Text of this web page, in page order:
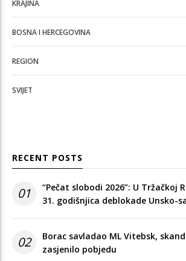
KRAJINA
BOSNA I HERCEGOVINA
REGION
SVIJET
RECENT POSTS
01
“Pečat slobodi 2026”: U Tržačkoj
31. godišnjica deblokade Unsko-
02
Borac savladao ML Vitebsk,
zasjenilo pobjedu